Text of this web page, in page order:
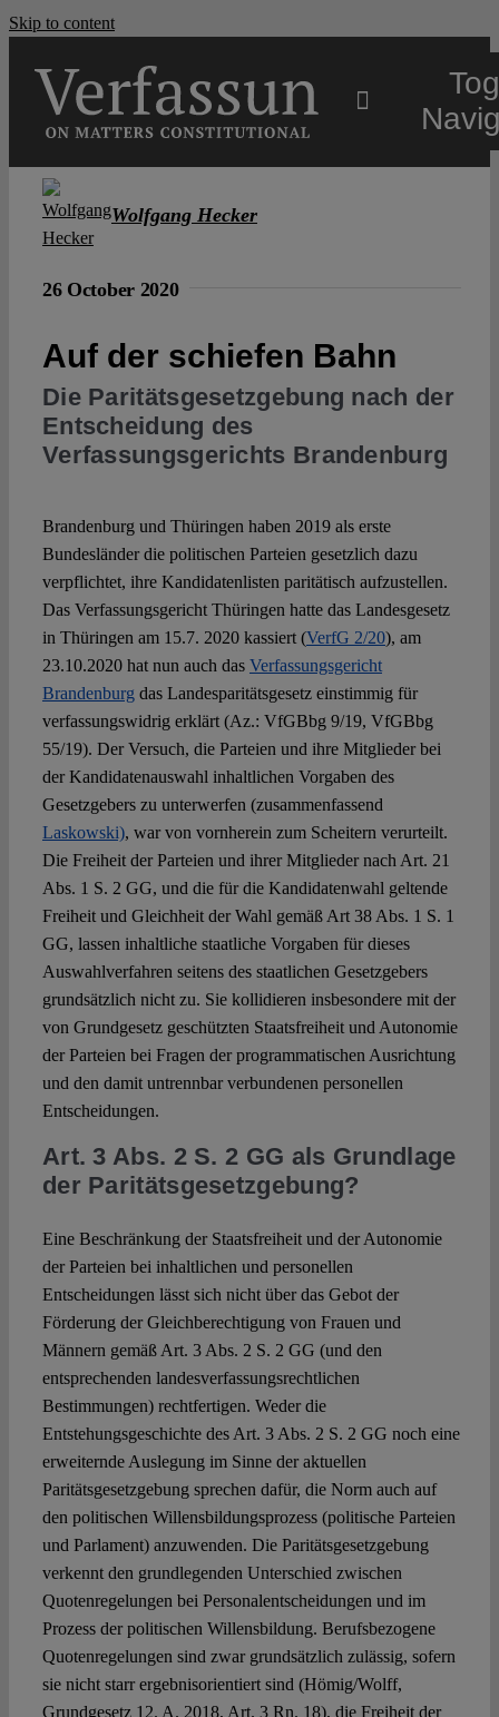
Skip to content
Open Access
Spotlight
Wolfgang Hecker
26 October 2020
Auf der schiefen Bahn
Die Paritätsgesetzgebung nach der
Entscheidung des
Verfassungsgerichts Brandenburg
Brandenburg und Thüringen haben 2019 als erste
Bundesländer die politischen Parteien gesetzlich dazu
verpflichtet, ihre Kandidatenlisten paritätisch aufzustellen.
Das Verfassungsgericht Thüringen hatte das Landesgesetz
in Thüringen am 15.7. 2020 kassiert (VerfG 2/20), am
23.10.2020 hat nun auch das Verfassungsgericht
Brandenburg das Landesparitätsgesetz einstimmig für
verfassungswidrig erklärt (Az.: VfGBbg 9/19, VfGBbg
55/19). Der Versuch, die Parteien und ihre Mitglieder bei
der Kandidatenauswahl inhaltlichen Vorgaben des
Gesetzgebers zu unterwerfen (zusammenfassend
Laskowski), war von vornherein zum Scheitern verurteilt.
Die Freiheit der Parteien und ihrer Mitglieder nach Art. 21
Abs. 1 S. 2 GG, und die für die Kandidatenwahl geltende
Freiheit und Gleichheit der Wahl gemäß Art 38 Abs. 1 S. 1
GG, lassen inhaltliche staatliche Vorgaben für dieses
Auswahlverfahren seitens des staatlichen Gesetzgebers
grundsätzlich nicht zu. Sie kollidieren insbesondere mit der
von Grundgesetz geschützten Staatsfreiheit und Autonomie
der Parteien bei Fragen der programmatischen Ausrichtung
und den damit untrennbar verbundenen personellen
Entscheidungen.
Art. 3 Abs. 2 S. 2 GG als Grundlage
der Paritätsgesetzgebung?
Eine Beschränkung der Staatsfreiheit und der Autonomie
der Parteien bei inhaltlichen und personellen
Entscheidungen lässt sich nicht über das Gebot der
Förderung der Gleichberechtigung von Frauen und
Männern gemäß Art. 3 Abs. 2 S. 2 GG (und den
entsprechenden landesverfassungsrechtlichen
Bestimmungen) rechtfertigen. Weder die
Entstehungsgeschichte des Art. 3 Abs. 2 S. 2 GG noch eine
erweiternde Auslegung im Sinne der aktuellen
Paritätsgesetzgebung sprechen dafür, die Norm auch auf
den politischen Willensbildungsprozess (politische Parteien
und Parlament) anzuwenden. Die Paritätsgesetzgebung
verkennt den grundlegenden Unterschied zwischen
Quotenregelungen bei Personalentscheidungen und im
Prozess der politischen Willensbildung. Berufsbezogene
Quotenregelungen sind zwar grundsätzlich zulässig, sofern
sie nicht starr ergebnisorientiert sind (Hömig/Wolff,
Grundgesetz 12. A. 2018, Art. 3 Rn. 18), die Freiheit der